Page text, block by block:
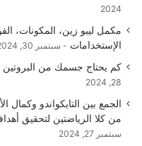
2024
مكمل ليبو زين، المكونات،
الإستخدامات
سبتمبر 30, 2024
كم يحتاج جسمك من البروتين
28, 2024
الجمع بين التايكواندو وكمال
من كلا الرياضتين لتحقيق
سبتمبر 27, 2024